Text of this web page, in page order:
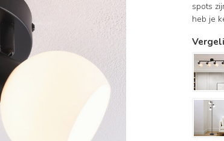
spots
heb je